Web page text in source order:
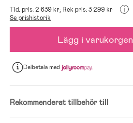
Tid. pris: 2 639 kr; Rek pris: 3 299 kr i
Se prishistorik
Lägg i varukorgen
Delbetalamed
Rekommenderat tillbehör till